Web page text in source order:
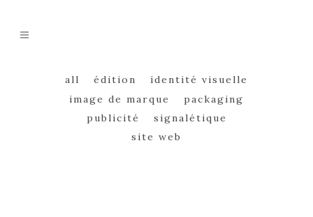
all édition
identité visuelle
image de marque
packaging
publicité
signalétique
site web